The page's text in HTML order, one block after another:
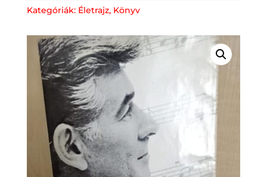
Kategóriák: Életrajz, Könyv